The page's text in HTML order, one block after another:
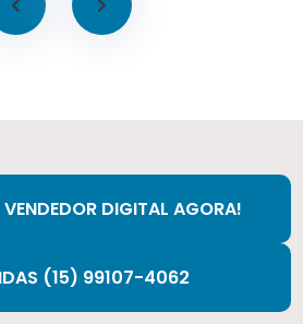
DIGITAL AGORA!
(15) 99107-4062